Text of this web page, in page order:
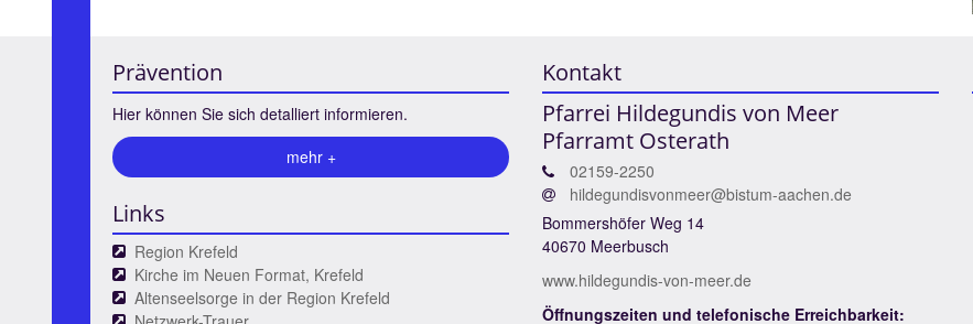
Prävention
Hier können Sie sich detalliert informieren.
mehr +
Links
Region Krefeld
Kirche im Neuen Format, Krefeld
Altenseelsorge in der Region Krefeld
Kontakt
Pfarrei Hildegundis von Meer
Pfarramt Osterath
02159-2250
hildegundisvonmeer@bistum-aachen.de
Bommershöfer Weg 14
40670 Meerbusch
www.hildegundis-von-meer.de
Öffnungszeiten und telefonische Erreichbarkeit: